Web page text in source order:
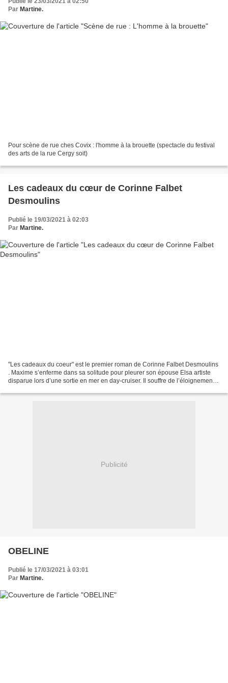
Par Martine.
Pour scène de rue ches Covix : l'homme à la brouette (spectacle du festival
des arts de la rue Cergy soit)
Les cadeaux du cœur de Corinne Falbet
Desmoulins
Publié le 19/03/2021 à 02:03
Par Martine.
"Les cadeaux du coeur" est le premier roman de Corinne Falbet Desmoulins
. Maxime s’enferme dans sa solitude pour pleurer son épouse Elsa artiste
disparue lors d’une sortie en mer en day-cruiser. Il souffre de l’éloignement
Publicité
OBELINE
Publié le 17/03/2021 à 03:01
Par Martine.